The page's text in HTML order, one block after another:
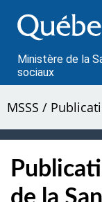
au
contenu
Ministère de la
sociaux
MSSS /